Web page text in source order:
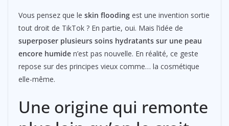
Vous pensez que le skin flooding est une invention sortie
tout droit de TikTok ? En partie, oui. Mais l’idée de
superposer plusieurs soins hydratants sur une peau
encore humide n’est pas nouvelle. En réalité, ce geste
repose sur des principes vieux comme… la cosmétique
elle-même.
Une origine qui remonte